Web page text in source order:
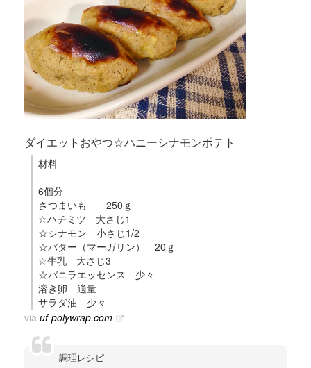
ダイエットおやつ☆ハニーシナモンポテト
材料
6個分
さつまいも 250ｇ
☆ハチミツ 大さじ1
☆シナモン 小さじ1/2
☆バター（マーガリン） 20ｇ
☆牛乳 大さじ3
☆バニラエッセンス 少々
溶き卵 適量
サラダ油 少々
via uf-polywrap.com
調理レシピ